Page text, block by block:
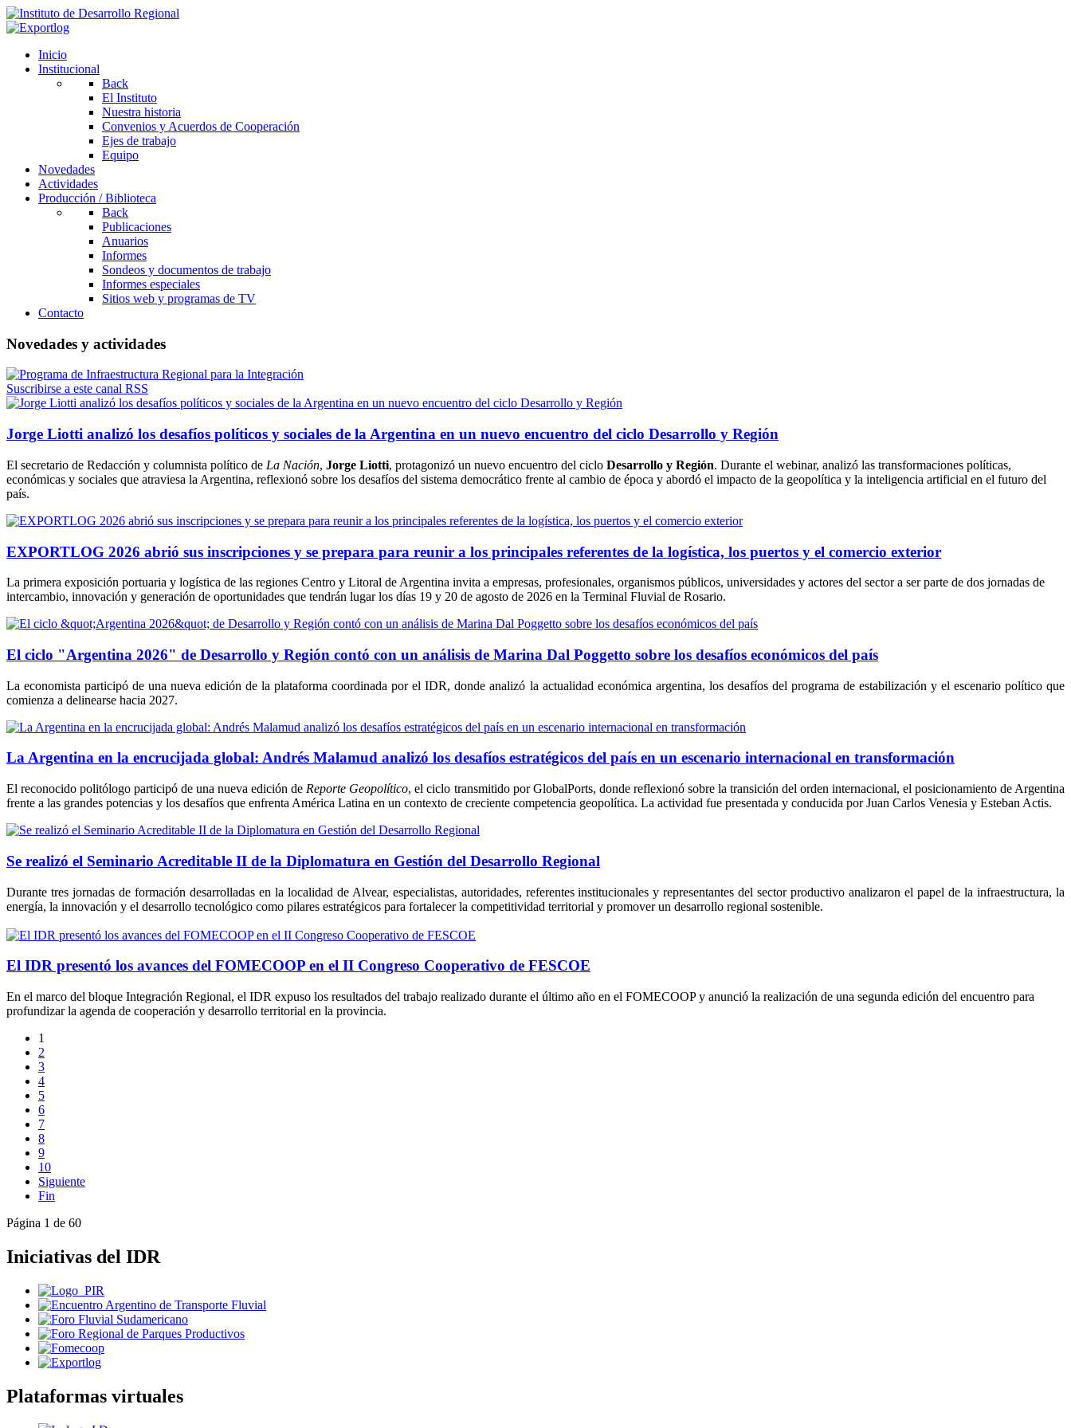
Inicio
Institucional
Back
El Instituto
Nuestra historia
Convenios y Acuerdos de Cooperación
Ejes de trabajo
Equipo
Novedades
Actividades
Producción / Biblioteca
Back
Publicaciones
Anuarios
Informes
Sondeos y documentos de trabajo
Informes especiales
Sitios web y programas de TV
Contacto
Novedades y actividades
Suscribirse a este canal RSS
Jorge Liotti analizó los desafíos políticos y sociales de la Argentina en un nuevo encuentro del ciclo Desarrollo y Región
El secretario de Redacción y columnista político de La Nación, Jorge Liotti, protagonizó un nuevo encuentro del ciclo Desarrollo y Región. Durante el webinar, analizó las transformaciones políticas,
económicas y sociales que atraviesa la Argentina, reflexionó sobre los desafíos del sistema democrático frente al cambio de época y abordó el impacto de la geopolítica y la inteligencia artificial en el futuro del
país.
EXPORTLOG 2026 abrió sus inscripciones y se prepara para reunir a los principales referentes de la logística, los puertos y el comercio exterior
La primera exposición portuaria y logística de las regiones Centro y Litoral de Argentina invita a empresas, profesionales, organismos públicos, universidades y actores del sector a ser parte de dos jornadas de
intercambio, innovación y generación de oportunidades que tendrán lugar los días 19 y 20 de agosto de 2026 en la Terminal Fluvial de Rosario.
El ciclo "Argentina 2026" de Desarrollo y Región contó con un análisis de Marina Dal Poggetto sobre los desafíos económicos del país
La economista participó de una nueva edición de la plataforma coordinada por el IDR, donde analizó la actualidad económica argentina, los desafíos del programa de estabilización y el escenario político que
comienza a delinearse hacia 2027.
La Argentina en la encrucijada global: Andrés Malamud analizó los desafíos estratégicos del país en un escenario internacional en transformación
El reconocido politólogo participó de una nueva edición de Reporte Geopolítico, el ciclo transmitido por GlobalPorts, donde reflexionó sobre la transición del orden internacional, el posicionamiento de Argentina
frente a las grandes potencias y los desafíos que enfrenta América Latina en un contexto de creciente competencia geopolítica. La actividad fue presentada y conducida por Juan Carlos Venesia y Esteban Actis.
Se realizó el Seminario Acreditable II de la Diplomatura en Gestión del Desarrollo Regional
Durante tres jornadas de formación desarrolladas en la localidad de Alvear, especialistas, autoridades, referentes institucionales y representantes del sector productivo analizaron el papel de la infraestructura, la
energía, la innovación y el desarrollo tecnológico como pilares estratégicos para fortalecer la competitividad territorial y promover un desarrollo regional sostenible.
El IDR presentó los avances del FOMECOOP en el II Congreso Cooperativo de FESCOE
En el marco del bloque Integración Regional, el IDR expuso los resultados del trabajo realizado durante el último año en el FOMECOOP y anunció la realización de una segunda edición del encuentro para
profundizar la agenda de cooperación y desarrollo territorial en la provincia.
1
2
3
4
5
6
7
8
9
10
Siguiente
Fin
Página 1 de 60
Iniciativas del IDR
Plataformas virtuales